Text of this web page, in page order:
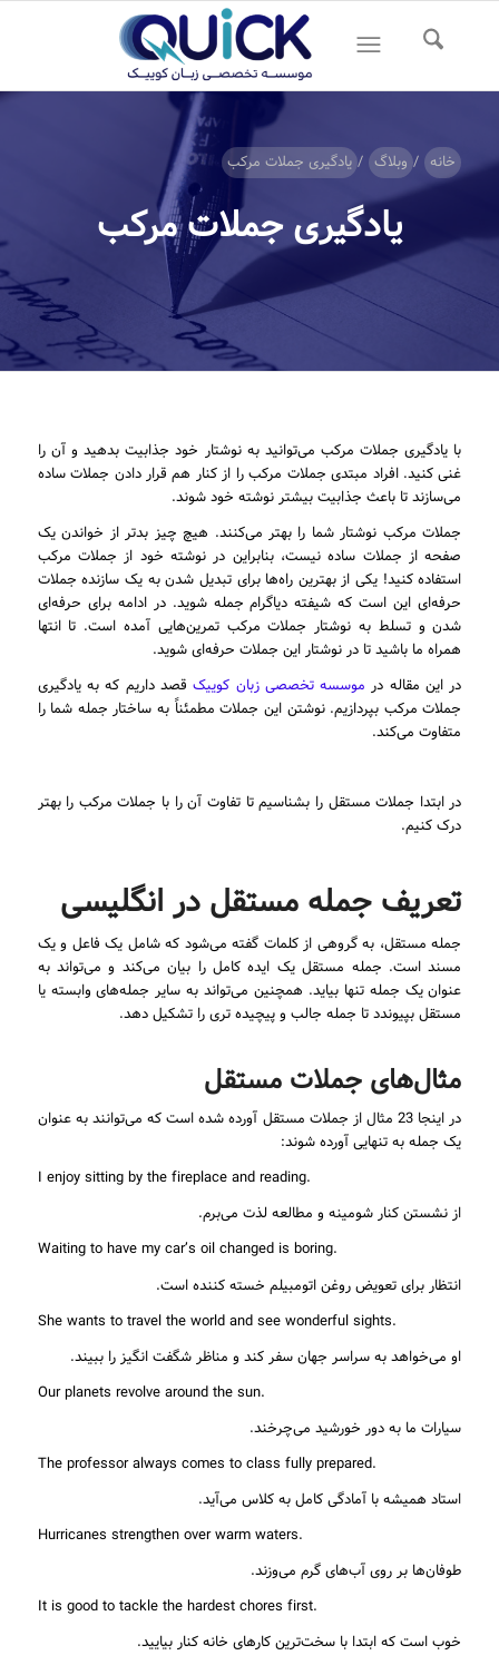
خانه / وبلاگ / یادگیری جملات مرکب
یادگیری جملات مرکب
با یادگیری جملات مرکب می‌توانید به نوشتار خود جذابیت بدهید و آن را
غنی کنید. افراد مبتدی جملات مرکب را از کنار هم قرار دادن جملات ساده
می‌سازند تا باعث جذابیت بیشتر نوشته خود شوند.
جملات مرکب نوشتار شما را بهتر می‌کنند. هیچ چیز بدتر از خواندن یک
صفحه از جملات ساده نیست، بنابراین در نوشته خود از جملات مرکب
استفاده کنید! یکی از بهترین راه‌ها برای تبدیل شدن به یک سازنده جملات
حرفه‌ای این است که شیفته دیاگرام جمله شوید. در ادامه برای حرفه‌ای
شدن و تسلط به نوشتار جملات مرکب تمرین‌هایی آمده است. تا انتها
همراه ما باشید تا در نوشتار این جملات حرفه‌ای شوید.
در این مقاله در موسسه تخصصی زبان کوییکقصد داریم که به یادگیری
جملات مرکب بپردازیم. نوشتن این جملات مطمئناً به ساختار جمله شما را
متفاوت می‌کند.
در ابتدا جملات مستقل را بشناسیم تا تفاوت آن را با جملات مرکب را بهتر
درک کنیم.
تعریف جمله مستقل در انگلیسی
جمله مستقل، به گروهی از کلمات گفته می‌شود که شامل یک فاعل و یک
مسند است. جمله مستقل یک ایده کامل را بیان می‌کند و می‌تواند به
عنوان یک جمله تنها بیاید. همچنین می‌تواند به سایر جمله‌های وابسته یا
مستقل بپیوندد تا جمله جالب و پیچیده تری را تشکیل دهد.
مثال‌های جملات مستقل
در اینجا 23 مثال از جملات مستقل آورده شده است که می‌توانند به عنوان
یک جمله به تنهایی آورده شوند:
.I enjoy sitting by the fireplace and reading
از نشستن کنار شومینه و مطالعه لذت می‌برم.
.Waiting to have my car’s oil changed is boring
انتظار برای تعویض روغن اتومبیلم خسته کننده است.
.She wants to travel the world and see wonderful sights
او می‌خواهد به سراسر جهان سفر کند و مناظر شگفت انگیز را ببیند.
.Our planets revolve around the sun
سیارات ما به دور خورشید می‌چرخند.
.The professor always comes to class fully prepared
استاد همیشه با آمادگی کامل به کلاس می‌آید.
.Hurricanes strengthen over warm waters
طوفان‌ها بر روی آب‌های گرم می‌وزند.
.It is good to tackle the hardest chores first
خوب است که ابتدا با سخت‌ترین کارهای خانه کنار بیایید.